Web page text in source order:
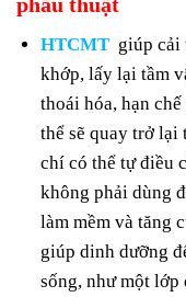
HTCMT giúp cải
khớp, lấy lại tầm
thoái hóa, hạn
thể sẽ quay trở lại
chí có thể tự điều
không phải dùng
làm mềm và tăng
giúp dinh dưỡng
sống, như một lớp